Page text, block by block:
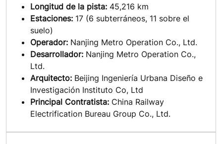
Longitud de la pista: 45,216 km
Estaciones: 17 (6 subterráneos, 11 sobre el
suelo)
Operador: Nanjing Metro Operation Co., Ltd.
Desarrollador: Nanjing Metro Operation Co.,
Ltd.
Arquitecto: Beijing Ingeniería Urbana Diseño e
Investigación Instituto Co, Ltd
Principal Contratista: China Railway
Electrification Bureau Group Co., Ltd.